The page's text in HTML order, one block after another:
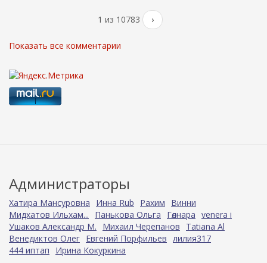
1 из 10783 ›
Показать все комментарии
Администраторы
Хатира Мансуровна Инна Rub Рахим
Винни
Мидхатов Ильхам...
Панькова Ольга Гөлнара venera i
Ушаков Александр М.
Михаил Черепанов
Tatiana Al
Венедиктов Олег Евгений Порфильев лилия317
444 иптап
Ирина Кокуркина